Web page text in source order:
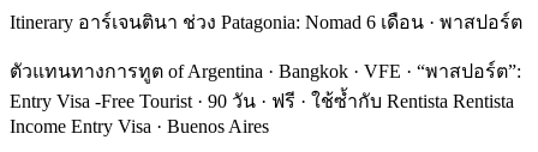
Itinerary อาร์เจนตินา ช่วง Patagonia: Nomad 6 เดือน · พาสปอร์ต
ตัวแทนทางการทูต of Argentina · Bangkok · VFE · “พาสปอร์ต”:
Entry Visa -Free Tourist · 90 วัน · ฟรี · ใช้ซ้ำกับ Rentista Rentista
Income Entry Visa · Buenos Aires